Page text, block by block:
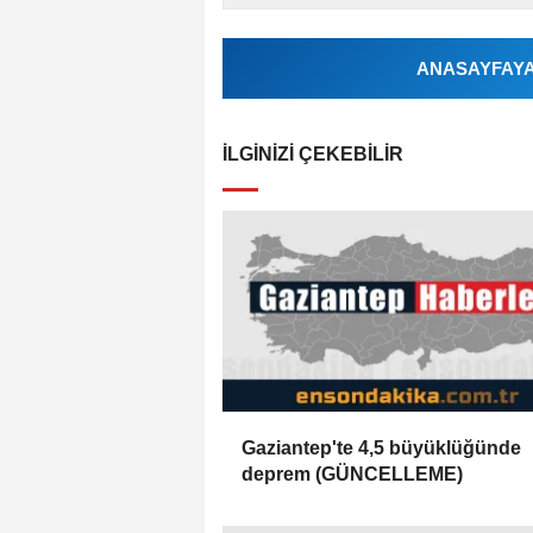
İLGINIZI ÇEKEBILIR
Gaziantep'te 4,5 büyüklüğünde
deprem (GÜNCELLEME)